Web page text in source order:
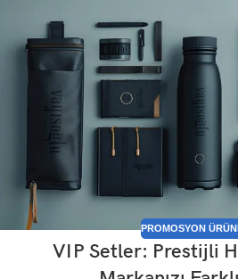
PROMOSYON
VIP Setler: Prestijli